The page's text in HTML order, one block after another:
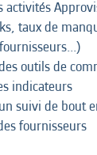
activités
taux de
outils de
indicateurs
suivi de bout
fournisseurs